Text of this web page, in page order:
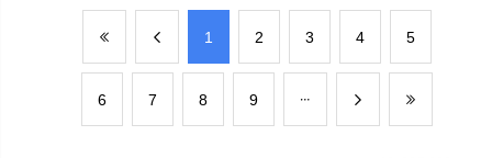
​1 ​2 ​3 ​4 ​5
​6 ​7 ​8 ​9